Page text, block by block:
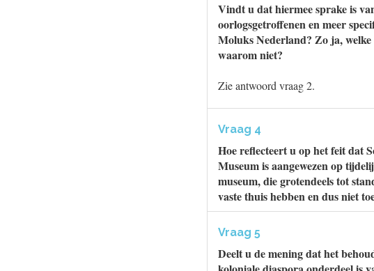
Vindt u dat hiermee sprake is
oorlogsgetroffenen en meer
Moluks Nederland? Zo ja, welke
waarom niet?
Zie antwoord vraag 2.
Vraag 4
Hoe reflecteert u op het feit dat
Museum is aangewezen op
museum, die grotendeels tot
vaste thuis hebben en dus niet
Vraag 5
Deelt u de mening dat het